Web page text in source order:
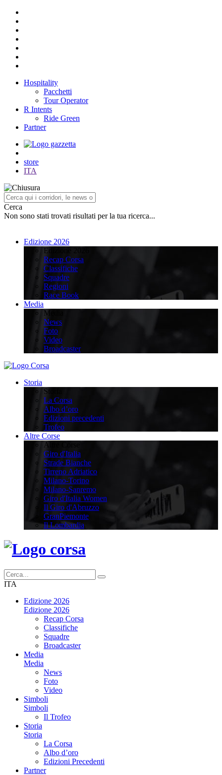
Hospitality
Pacchetti
Tour Operator
R Intents
Ride Green
Partner
store
ITA
Cerca
Non sono stati trovati risultati per la tua ricerca...
Edizione 2026
Edizione 2026
Recap Corsa
Classifiche
Squadre
Regioni
Race Book
Media
Media
News
Foto
Video
Broadcaster
Storia
Storia
La Corsa
Albo d’oro
Edizioni precedenti
Trofeo
Altre Corse
Altre Corse
Giro d'Italia
Strade Bianche
Tirreno Adriatico
Milano-Torino
Milano-Sanremo
Giro d'Italia Women
Il Giro d'Abruzzo
GranPiemonte
Il Lombardia
ITA
Edizione 2026
Edizione 2026
Recap Corsa
Classifiche
Squadre
Broadcaster
Media
Media
News
Foto
Video
Simboli
Simboli
Il Trofeo
Storia
Storia
La Corsa
Albo d’oro
Edizioni Precedenti
Partner